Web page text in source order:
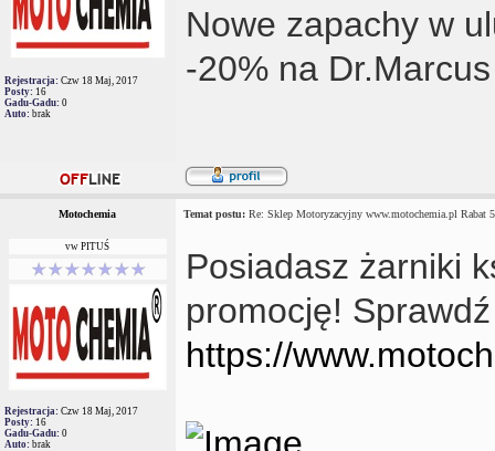
Rejestracja: Czw 18 Maj, 2017
Posty: 16
Gadu-Gadu: 0
Auto: brak
Nowe zapachy w
-20% na
Motochemia Temat postu: Re: Sklep Motoryzacyjny www.motochemia.pl Rabat
vw PITUŚ
Rejestracja: Czw 18 Maj, 2017
Posty: 16
Gadu-Gadu: 0
Auto: brak
Posiadasz żarniki
promocję!
https://